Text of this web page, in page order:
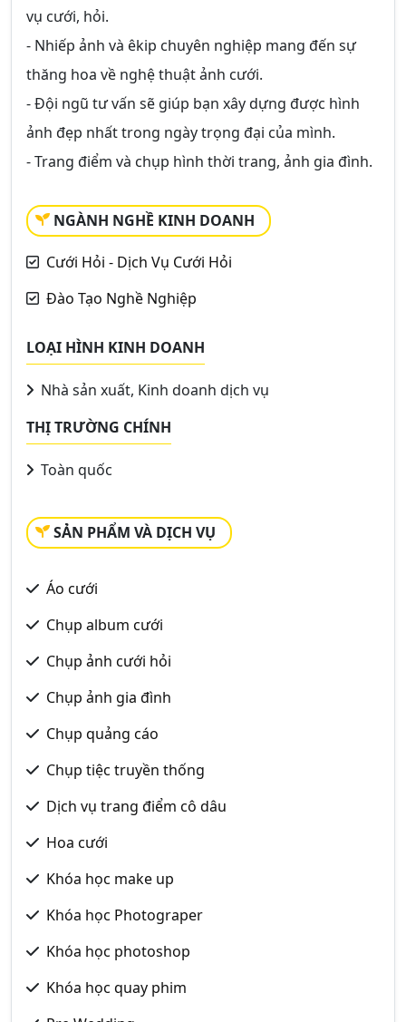
vụ cưới, hỏi.
- Nhiếp ảnh và êkip chuyên nghiệp mang đến sự
thăng hoa về nghệ thuật ảnh cưới.
- Đội ngũ tư vấn sẽ giúp bạn xây dựng được hình
ảnh đẹp nhất trong ngày trọng đại của mình.
- Trang điểm và chụp hình thời trang, ảnh gia đình.
NGÀNH NGHỀ KINH DOANH
Cưới Hỏi - Dịch Vụ Cưới Hỏi
Đào Tạo Nghề Nghiệp
LOẠI HÌNH KINH DOANH
Nhà sản xuất, Kinh doanh dịch vụ
THỊ TRƯỜNG CHÍNH
Toàn quốc
SẢN PHẨM VÀ DỊCH VỤ
Áo cưới
Chụp album cưới
Chụp ảnh cưới hỏi
Chụp ảnh gia đình
Chụp quảng cáo
Chụp tiệc truyền thống
Dịch vụ trang điểm cô dâu
Hoa cưới
Khóa học make up
Khóa học Photograper
Khóa học photoshop
Khóa học quay phim